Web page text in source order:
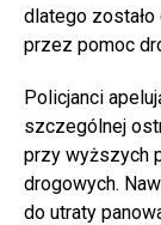
dlatego
przez pomoc
Policjanci
szczególnej
przy wyższych
drogowych.
do utraty